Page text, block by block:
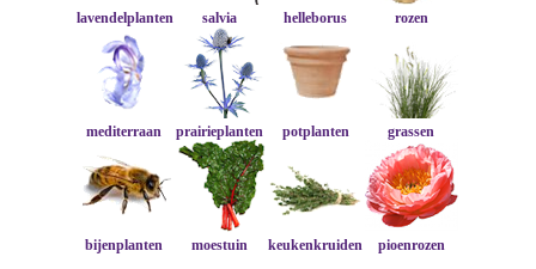
lavendelplanten salvia helleborus rozen
mediterraan prairieplanten potplanten grassen
bijenplanten moestuin keukenkruiden pioenrozen